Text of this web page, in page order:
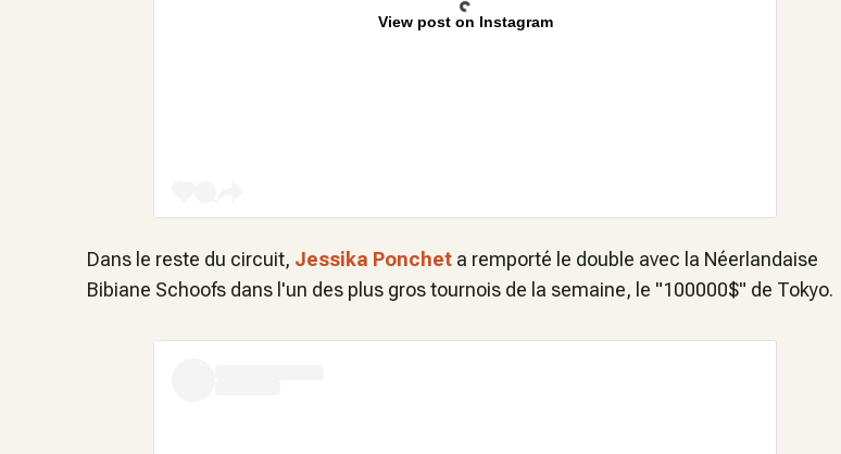
View post on Instagram
Dans le reste du circuit, Jessika Ponchet a remporté le double avec la Néerlandaise
Bibiane Schoofs dans l'un des plus gros tournois de la semaine, le "100000$" de Tokyo.